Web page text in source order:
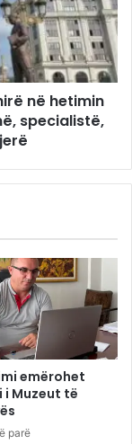
në hetimin
specialistë,
emërohet
i Muzeut të
parë